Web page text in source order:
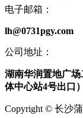
电子邮箱：
lh@0731pgy.com
公司地址：
湖南华润置地广场
体中心站4号出口）
Copyright © 长沙